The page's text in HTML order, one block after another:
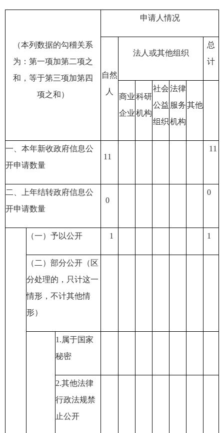
（本列数据的勾稽关系
为：第一项加第二项之
和，等于第三项加第四
项之和）
申请人情况
自然
人
法人或其他组织
总
计
商业
企业
科研
机构
社会
公益
组织
法律
服务
机构
其他
一、本年新收政府信息公
开申请数量
11
11
二、上年结转政府信息公
开申请数量
0
0
（一）予以公开 1 1
（二）部分公开 （区
分处理的，只计这一
情形，不计其他情
形）
1.属于国家
秘密
2.其他法律
行政法规禁
止公开